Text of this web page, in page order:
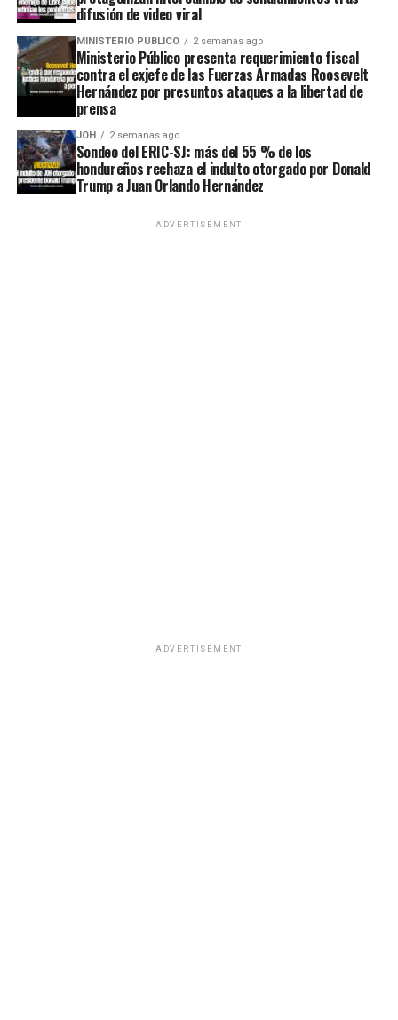
difusión de video viral
MINISTERIO PÚBLICO 2 semanas ago
Ministerio Público presenta requerimiento fiscal
contra el exjefe de las Fuerzas Armadas Roosevelt
Hernández por presuntos ataques a la libertad de
prensa
JOH 2 semanas ago
Sondeo del ERIC-SJ: más del 55 % de los
hondureños rechaza el indulto otorgado por Donald
Trump a Juan Orlando Hernández
ADVERTISEMENT
ADVERTISEMENT